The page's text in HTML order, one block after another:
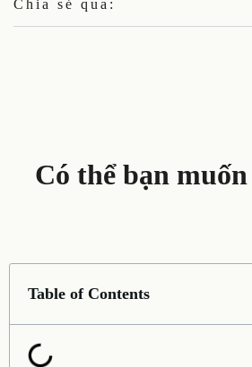
Chia sẻ qua:
Có thể bạn
Table of Contents